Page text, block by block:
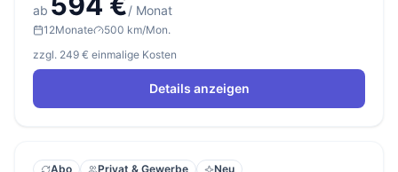
ab / Monat
12Monate
500 km/Mon.
zzgl. 249 € einmalige Kosten
Details anzeigen
Abo Privat & Gewerbe Neu